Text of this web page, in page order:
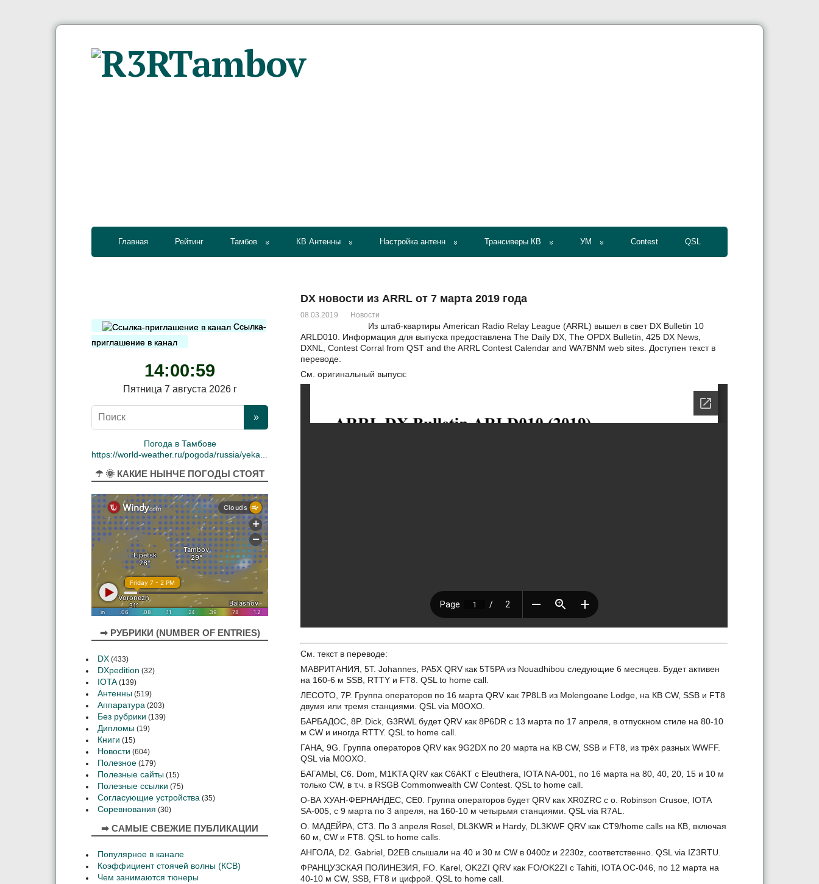
Главная Рейтинг Тамбов КВ Антенны Настройка антенн Трансиверы КВ УМ Contest QSL
DX новости из ARRL от 7 марта 2019 года
08.03.2019 Новости
Из штаб-квартиры American Radio Relay League (ARRL) вышел в свет DX Bulletin 10
ARLD010. Информация для выпуска предоставлена The Daily DX, The OPDX Bulletin, 425 DX News,
DXNL, Contest Corral from QST and the ARRL Contest Calendar and WA7BNM web sites. Доступен текст в
переводе.
См. оригинальный выпуск:
См. текст в переводе:
МАВРИТАНИЯ, 5T. Johannes, PA5X QRV как 5T5PA из Nouadhibou следующие 6 месяцев. Будет активен
на 160-6 м SSB, RTTY и FT8. QSL to home call.
ЛЕСОТО, 7P. Группа операторов по 16 марта QRV как 7P8LB из Molengoane Lodge, на КВ CW, SSB и FT8
двумя или тремя станциями. QSL via M0OXO.
БАРБАДОС, 8P. Dick, G3RWL будет QRV как 8P6DR с 13 марта по 17 апреля, в отпускном стиле на 80-10
м CW и иногда RTTY. QSL to home call.
ГАНА, 9G. Группа операторов QRV как 9G2DX по 20 марта на КВ CW, SSB и FT8, из трёх разных WWFF.
QSL via M0OXO.
БАГАМЫ, C6. Dom, M1KTA QRV как C6AKT с Eleuthera, IOTA NA-001, по 16 марта на 80, 40, 20, 15 и 10 м
только CW, в т.ч. в RSGB Commonwealth CW Contest. QSL to home call.
О-ВА ХУАН-ФЕРНАНДЕС, CE0. Группа операторов будет QRV как XR0ZRC с о. Robinson Crusoe, IOTA
SA-005, с 9 марта по 3 апреля, на 160-10 м четырьмя станциями. QSL via R7AL.
О. МАДЕЙРА, CT3. По 3 апреля Rosel, DL3KWR и Hardy, DL3KWF QRV как CT9/home calls на КВ, включая
60 м, CW и FT8. QSL to home calls.
АНГОЛА, D2. Gabriel, D2EB слышали на 40 и 30 м CW в 0400z и 2230z, соответственно. QSL via IZ3RTU.
ФРАНЦУЗСКАЯ ПОЛИНЕЗИЯ, FO. Karel, OK2ZI QRV как FO/OK2ZI с Tahiti, IOTA OC-046, по 12 марта на
40-10 м CW, SSB, FT8 и цифрой. QSL to home call.
Ссылка-
приглашение в канал
14:00:59
Пятница 7 августа 2026 г
Погода в Тамбове
https://world-weather.ru/pogoda/russia/yekaterinburg/
☂ 🌞 КАКИЕ НЫНЧЕ ПОГОДЫ СТОЯТ
➡ РУБРИКИ (NUMBER OF ENTRIES)
DX (433)
DXpedition (32)
IOTA (139)
Антенны (519)
Аппаратура (203)
Без рубрики (139)
Дипломы (19)
Книги (15)
Новости (604)
Полезное (179)
Полезные сайты (15)
Полезные ссылки (75)
Согласующие устройства (35)
Соревнования (30)
➡ САМЫЕ СВЕЖИЕ ПУБЛИКАЦИИ
Популярное в канале
Коэффициент стоячей волны (КСВ)
Чем занимаются тюнеры